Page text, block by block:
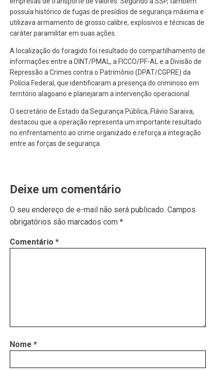
possuía histórico de fugas de presídios de segurança máxima e
utilizava armamento de grosso calibre, explosivos e técnicas de
caráter paramilitar em suas ações.
A localização do foragido foi resultado do compartilhamento de
informações entre a DINT/PMAL, a FICCO/PF-AL e a Divisão de
Repressão a Crimes contra o Patrimônio (DPAT/CGPRE) da
Polícia Federal, que identificaram a presença do criminoso em
território alagoano e planejaram a intervenção operacional.
O secretário de Estado da Segurança Pública, Flávio Saraiva,
destacou que a operação representa um importante resultado
no enfrentamento ao crime organizado e reforça a integração
entre as forças de segurança.
Deixe um comentário
O seu endereço de e-mail não será publicado. Campos
obrigatórios são marcados com *
Comentário *
Nome *